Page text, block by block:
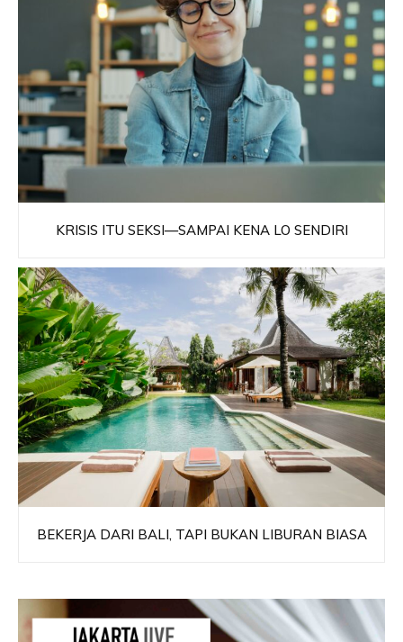
KRISIS ITU SEKSI—SAMPAI KENA LO SENDIRI
BEKERJA DARI BALI, TAPI BUKAN LIBURAN BIASA